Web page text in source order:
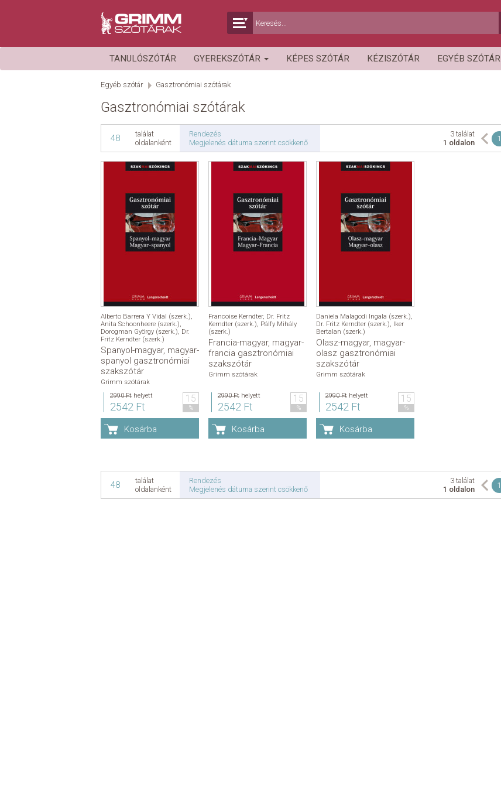
TANULÓSZÓTÁR GYEREKSZÓTÁR KÉPES SZÓTÁR KÉZISZÓTÁR EGYÉB SZÓTÁR
Egyéb szótár Gasztronómiai szótárak
Gasztronómiai szótárak
48
találat
oldalanként
Rendezés
Megjelenés dátuma szerint csökkenő
1
3 találat
1 oldalon
Alberto Barrera Y Vidal (szerk.),
Anita Schoonheere (szerk.),
Dorogman György (szerk.), Dr.
Fritz Kerndter (szerk.)
Spanyol-magyar, magyar-
spanyol gasztronómiai
szakszótár
Grimm szótárak
2990 Ft helyett
2542 Ft
15
%
Kosárba
Francoise Kerndter, Dr. Fritz
Kerndter (szerk.), Pálfy Mihály
(szerk.)
Francia-magyar, magyar-
francia gasztronómiai
szakszótár
Grimm szótárak
2990 Ft helyett
2542 Ft
15
%
Kosárba
Daniela Malagodi Ingala (szerk.),
Dr. Fritz Kerndter (szerk.),
Iker
Bertalan (szerk.)
Olasz-magyar, magyar-
olasz gasztronómiai
szakszótár
Grimm szótárak
2990 Ft helyett
2542 Ft
15
%
Kosárba
48
találat
oldalanként
Rendezés
Megjelenés dátuma szerint csökkenő
1
3 találat
1 oldalon